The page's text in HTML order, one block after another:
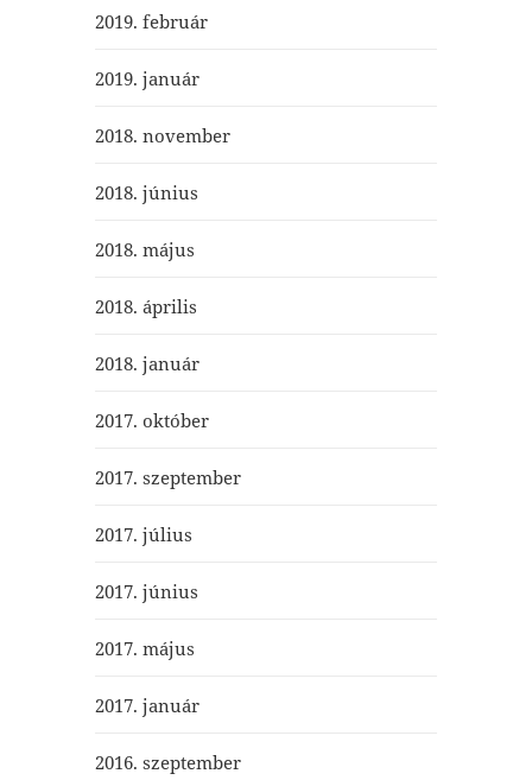
2019. február
2019. január
2018. november
2018. június
2018. május
2018. április
2018. január
2017. október
2017. szeptember
2017. július
2017. június
2017. május
2017. január
2016. szeptember